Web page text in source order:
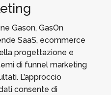
Gason, GasOn
SaaS, ecommerce
progettazione e
di funnel marketing
L’approccio
consente di